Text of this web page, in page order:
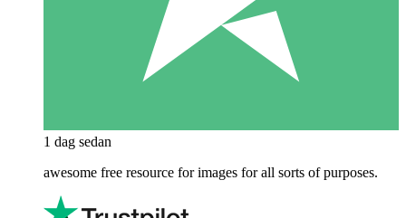
1 dag sedan
awesome free resource for images for all sorts of purposes.